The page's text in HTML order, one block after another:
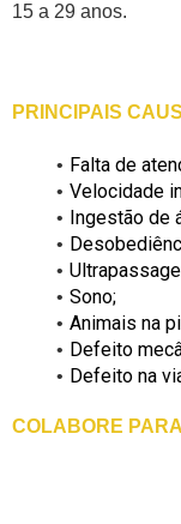
15 a 29 anos.
PRINCIPAIS
Falta de
Velocidade
Ingestão de
Sono;
Animais na
Defeito
Defeito na
COLABORE